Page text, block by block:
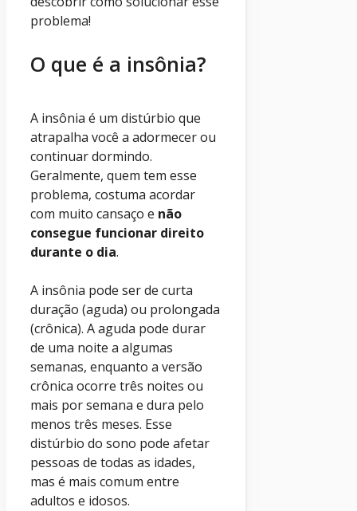
problema!
O que é a insônia?
A insônia é um distúrbio que
atrapalha você a adormecer ou
continuar dormindo.
Geralmente, quem tem esse
problema, costuma acordar
com muito cansaço e não
consegue funcionar direito
durante o dia.
A insônia pode ser de curta
duração (aguda) ou prolongada
(crônica). A aguda pode durar
de uma noite a algumas
semanas, enquanto a versão
crônica ocorre três noites ou
mais por semana e dura pelo
menos três meses. Esse
distúrbio do sono pode afetar
pessoas de todas as idades,
mas é mais comum entre
adultos e idosos.